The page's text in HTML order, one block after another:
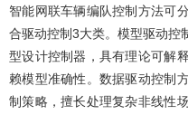
智能网联车辆编队控制方法可
合驱动控制3大类。模型驱动控
型设计控制器，具有理论可解
赖模型准确性。数据驱动控制
制策略，擅长处理复杂非线性